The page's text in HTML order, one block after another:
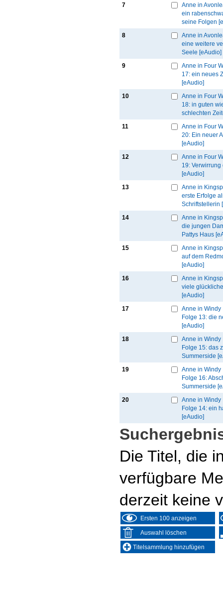
7
Anne in
ein
seine Folgen
8
Anne in
eine weitere
Seele [eAudio]
9
Anne in Four
17: ein neues
[eAudio]
10
Anne in Four
18: in guten
schlechten
11
Anne in Four
20: Ein neuer
[eAudio]
12
Anne in Four
19: Verwirrung
[eAudio]
13
Anne in
erste Erfolge
Schriftstellerin
14
Anne in
die jungen
Pattys Haus
15
Anne in
auf dem
[eAudio]
16
Anne in
viele
[eAudio]
17
Anne in Windy
Folge 13: die
[eAudio]
18
Anne in Windy
Folge 15: das
Summerside
19
Anne in Windy
Folge 16:
Summerside
20
Anne in Windy
Folge 14: ein
[eAudio]
Die Titel, die
verfügbare
derzeit keine